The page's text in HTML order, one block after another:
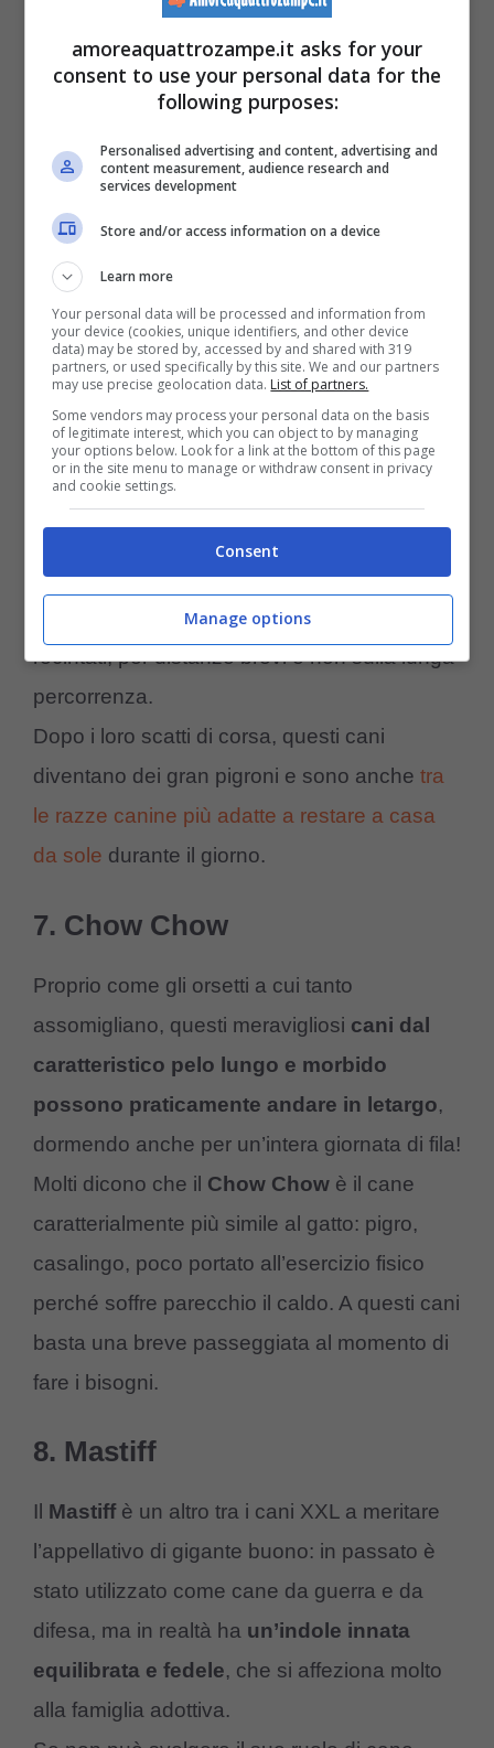
Il Carlino, uno tra i cani più pigri (Foto Pixabay)
6. Levriero
Levrieroè un cane elegante e maestoso,
che tutti conoscono per la sua velocità di
corsa: ecco perché può risultare piuttosto
vederli inseriti nella lista delle razze di cani
pigri. In realtà, gli esemplari di levriero amano
correre ma all’interno di spazi ben delimitati e
recintati, per distanze brevi e non sulla lunga
percorrenza.
Dopo i loro scatti di corsa, questi cani
diventano dei gran pigroni e sono anche tra
le razze canine più adatte a restare a casa
da sole durante il giorno.
7. Chow Chow
Proprio come gli orsetti a cui tanto
assomigliano, questi meravigliosi cani dal
caratteristico pelo lungo e morbido
possono praticamente andare in letargo,
dormendo anche per un’intera giornata di fila!
Molti dicono che il Chow Chow è il cane
caratterialmente più simile al gatto: pigro,
casalingo, poco portato all’esercizio fisico
perché soffre parecchio il caldo. A questi cani
basta una breve passeggiata al momento di
fare i bisogni.
8. Mastiff
Il Mastiffè un altro tra i cani XXL a meritare
l’appellativo di gigante buono: in passato è
stato utilizzato come cane da guerra e da
difesa, ma in realtà ha un’indole innata
equilibrata e fedele, che si affeziona molto
alla famiglia adottiva.
amoreaquattrozampe.it asks for your
consent to use your personal data for the
following purposes:
Personalised advertising and content, advertising and
content measurement, audience research and
services development
Store and/or access information on a device
Learn more
Your personal data will be processed and information from
your device (cookies, unique identifiers, and other device
data) may be stored by, accessed by and shared with 319
partners, or used specifically by this site. We and our partners
may use precise geolocation data. List of partners.
Some vendors may process your personal data on the basis
of legitimate interest, which you can object to by managing
your options below. Look for a link at the bottom of this page
or in the site menu to manage or withdraw consent in privacy
and cookie settings.
Consent
Manage options